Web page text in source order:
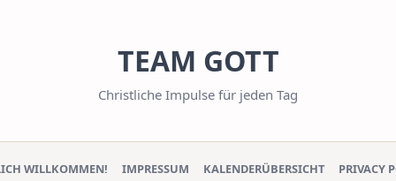
TEAM GOTT
Christliche Impulse für jeden Tag
WILLKOMMEN! IMPRESSUM KALENDERÜBERSICHT PRIVACY